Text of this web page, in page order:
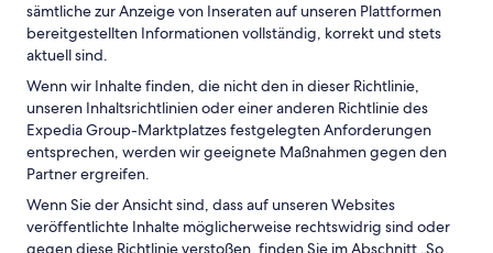
sämtliche zur Anzeige von Inseraten auf unseren Plattformen
bereitgestellten Informationen vollständig, korrekt und stets
aktuell sind.
Wenn wir Inhalte finden, die nicht den in dieser Richtlinie,
unseren Inhaltsrichtlinien oder einer anderen Richtlinie des
Expedia Group-Marktplatzes festgelegten Anforderungen
entsprechen, werden wir geeignete Maßnahmen gegen den
Partner ergreifen.
Wenn Sie der Ansicht sind, dass auf unseren Websites
veröffentlichte Inhalte möglicherweise rechtswidrig sind oder
gegen diese Richtlinie verstoßen, finden Sie im Abschnitt „So